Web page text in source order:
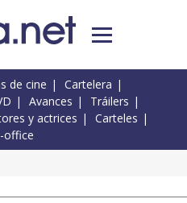
de cine
Cartelera
Avances
Tráilers
y actrices
Carteles
office